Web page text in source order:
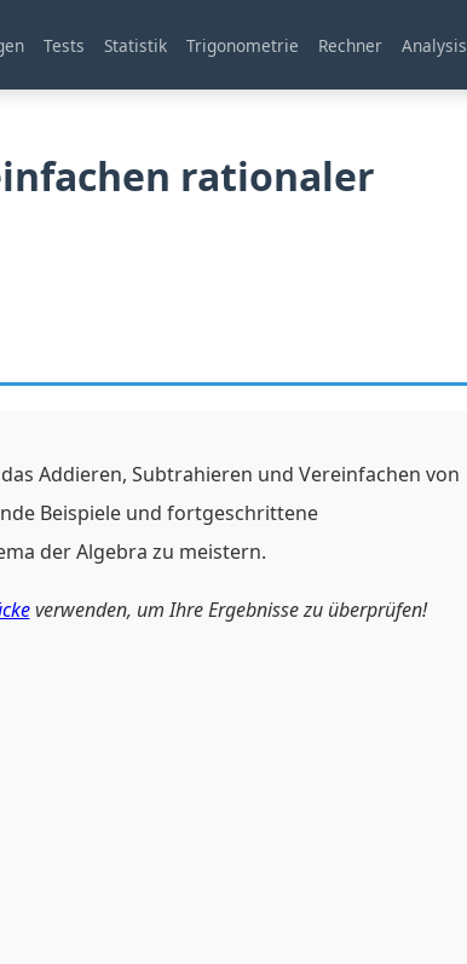
Tests Statistik Trigonometrie Rechner Analysis
rationaler
Addieren, Subtrahieren und Vereinfachen von
Beispiele und fortgeschrittene
der Algebra zu meistern.
verwenden, um Ihre Ergebnisse zu überprüfen!